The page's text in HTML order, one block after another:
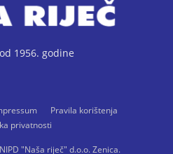
1956. godine
Pravila korištenja
privatnosti
"Naša riječ" d.o.o. Zenica.